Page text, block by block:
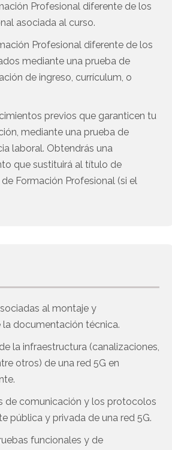
Profesional diferente de los
asociada al curso.
Profesional diferente de los
mediante una prueba de
de ingreso, currículum, o
previos que garanticen tu
mediante una prueba de
laboral. Obtendrás una
que sustituirá al título de
Formación Profesional (si el
al montaje y
la documentación técnica.
la infraestructura (canalizaciones,
otros) de una red 5G en
de comunicación y los protocolos
pública y privada de una red 5G.
funcionales y de